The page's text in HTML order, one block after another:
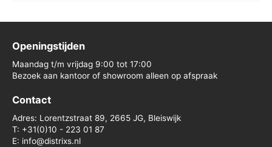
Openingstijden
Maandag t/m vrijdag 9:00 tot 17:00
Bezoek aan kantoor of showroom alleen op afspraak
Contact
Adres: Lorentzstraat 89, 2665 JG, Bleiswijk
T: +31(0)10 - 223 01 87
E: info@distrixs.nl